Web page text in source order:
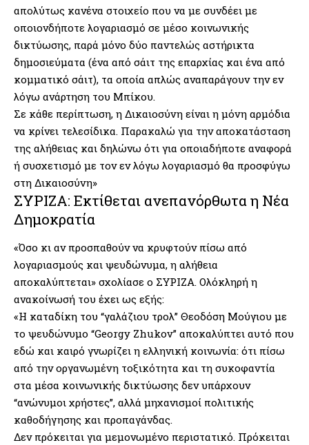
απολύτως κανένα στοιχείο που να με συνδέει με
οποιονδήποτε λογαριασμό σε μέσο κοινωνικής
δικτύωσης, παρά μόνο δύο παντελώς αστήρικτα
δημοσιεύματα (ένα από σάιτ της επαρχίας και ένα από
κομματικό σάιτ), τα οποία απλώς αναπαράγουν την εν
λόγω ανάρτηση του Μπίκου.
Σε κάθε περίπτωση, η Δικαιοσύνη είναι η μόνη αρμόδια
να κρίνει τελεσίδικα. Παρακαλώ για την αποκατάσταση
της αλήθειας και δηλώνω ότι για οποιαδήποτε αναφορά
ή συσχετισμό με τον εν λόγω λογαριασμό θα προσφύγω
στη Δικαιοσύνη»
ΣΥΡΙΖΑ: Εκτίθεται ανεπανόρθωτα η Νέα
Δημοκρατία
«Όσο κι αν προσπαθούν να κρυφτούν πίσω από
λογαριασμούς και ψευδώνυμα, η αλήθεια
αποκαλύπτεται» σχολίασε ο ΣΥΡΙΖΑ. Ολόκληρή η
ανακοίνωσή του έχει ως εξής:
«Η καταδίκη του “γαλάζιου τρολ” Θεοδόση Μούγιου με
το ψευδώνυμο “Georgy Zhukov” αποκαλύπτει αυτό που
εδώ και καιρό γνωρίζει η ελληνική κοινωνία: ότι πίσω
από την οργανωμένη τοξικότητα και τη συκοφαντία
στα μέσα κοινωνικής δικτύωσης δεν υπάρχουν
“ανώνυμοι χρήστες”, αλλά μηχανισμοί πολιτικής
καθοδήγησης και προπαγάνδας.
Δεν πρόκειται για μεμονωμένο περιστατικό. Πρόκειται